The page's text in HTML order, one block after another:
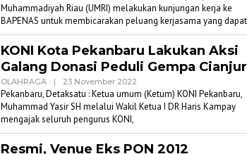
Muhammadiyah Riau (UMRI) melakukan kunjungan kerja ke
BAPENAS untuk membicarakan peluang kerjasama yang dapat
KONI Kota Pekanbaru Lakukan Aksi
Galang Donasi Peduli Gempa Cianjur
OLAHRAGA | 23 November 2022
Admin
Detaksatu
Pekanbaru, Detaksatu : Ketua umum (Ketum) KONI Pekanbaru,
Muhammad Yasir SH melalui Wakil Ketua I DR Haris Kampay
mengajak seluruh pengurus KONI,
Resmi, Venue Eks PON 2012